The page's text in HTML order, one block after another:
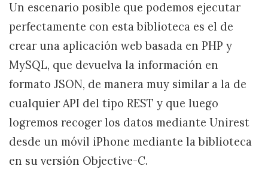
Un escenario posible que podemos ejecutar
perfectamente con esta biblioteca es el de
crear una aplicación web basada en PHP y
MySQL, que devuelva la información en
formato JSON, de manera muy similar a la de
cualquier API del tipo REST y que luego
logremos recoger los datos mediante Unirest
desde un móvil iPhone mediante la biblioteca
en su versión Objective-C.